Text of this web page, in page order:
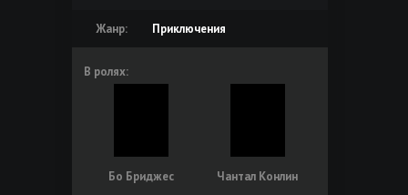
Жанр: Приключения
В ролях:
Бо Бриджес Чантал Конлин